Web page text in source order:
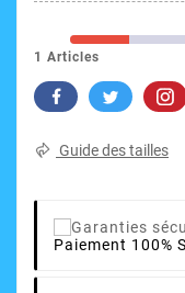
1 Articles
Guide des tailles
Paiement 100%